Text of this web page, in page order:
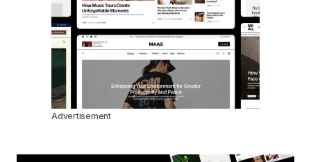
Advertisement